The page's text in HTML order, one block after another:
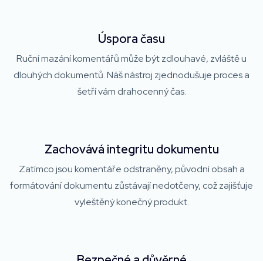
Úspora času
Ruční mazání komentářů může být zdlouhavé, zvláště u
dlouhých dokumentů. Náš nástroj zjednodušuje proces a
šetří vám drahocenný čas.
Zachovává integritu dokumentu
Zatímco jsou komentáře odstraněny, původní obsah a
formátování dokumentu zůstávají nedotčeny, což zajišťuje
vyleštěný konečný produkt.